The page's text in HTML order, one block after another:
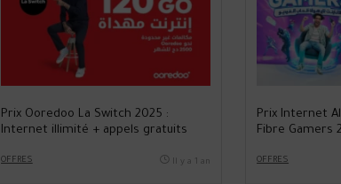
Prix Ooredoo La Switch 2025 :
Internet illimité + appels gratuits
Algérie
OFFRES Il y a 1 an
Prix Internet
Fibre Gamers
OFFRES